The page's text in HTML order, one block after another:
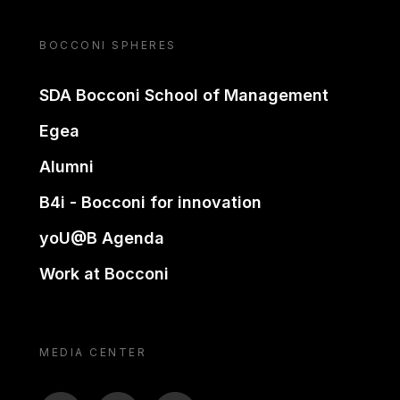
BOCCONI SPHERES
SDA Bocconi School of Management
Egea
Alumni
B4i - Bocconi for innovation
yoU@B Agenda
Work at Bocconi
MEDIA CENTER